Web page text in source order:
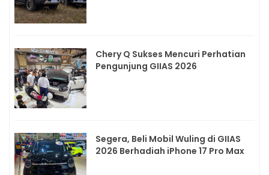
Chery Q Sukses Mencuri Perhatian
Pengunjung GIIAS 2026
Segera, Beli Mobil Wuling di GIIAS
2026 Berhadiah iPhone 17 Pro Max